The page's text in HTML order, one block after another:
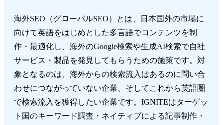
海外SEO（グローバルSEO）とは、日本国外の市場に
向けて英語をはじめとした多言語でコンテンツを制
作・最適化し、海外のGoogle検索や生成AI検索で自社
サービス・製品を発見してもらうための施策です。対
象となるのは、海外からの検索流入はあるのに問い合
わせにつながっていない企業、そしてこれから英語圏
で検索流入を獲得したい企業です。IGNITEはターゲッ
ト国のキーワード調査・ネイティブによる記事制作・